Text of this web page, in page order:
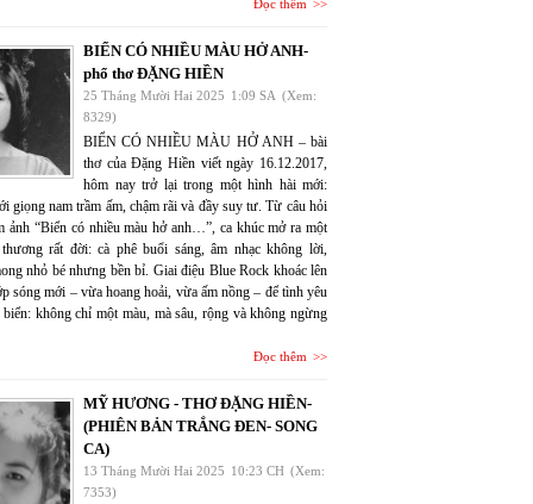
Đọc thêm
BIỂN CÓ NHIỀU MÀU HỞ ANH-
phổ thơ ĐẶNG HIỀN
25 Tháng Mười Hai 2025 1:09 SA (Xem:
8329)
BIỂN CÓ NHIỀU MÀU HỞ ANH – bài
thơ của Đặng Hiền viết ngày 16.12.2017,
hôm nay trở lại trong một hình hài mới:
giọng nam trầm ấm, chậm rãi và đầy suy tư. Từ câu hỏi
ảnh “Biển có nhiều màu hở anh…”, ca khúc mở ra một
rất đời: cà phê buổi sáng, âm nhạc không lời,
nhỏ bé nhưng bền bỉ. Giai điệu Blue Rock khoác lên
sóng mới – vừa hoang hoải, vừa ấm nồng – để tình yêu
không chỉ một màu, mà sâu, rộng và không ngừng
Đọc thêm
MỸ HƯƠNG - THƠ ĐẶNG HIỀN-
(PHIÊN BẢN TRẮNG ĐEN- SONG
CA)
13 Tháng Mười Hai 2025 10:23 CH (Xem:
7353)